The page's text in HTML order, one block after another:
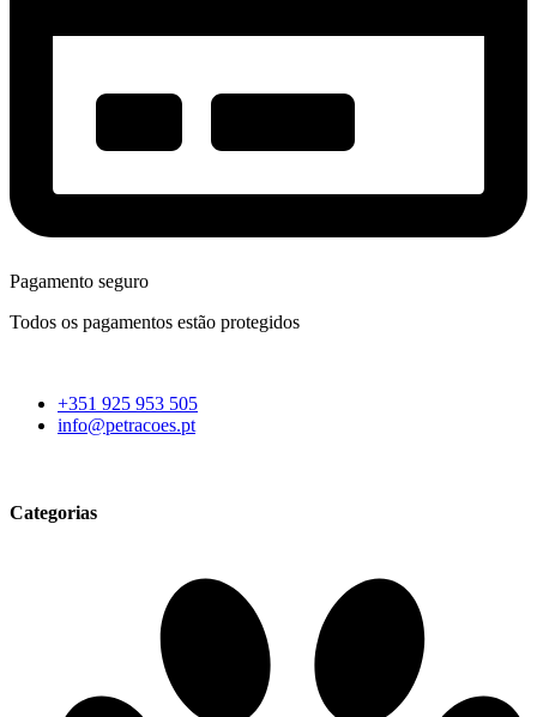
Pagamento seguro
Todos os pagamentos estão protegidos
+351 925 953 505
info@petracoes.pt
Categorias